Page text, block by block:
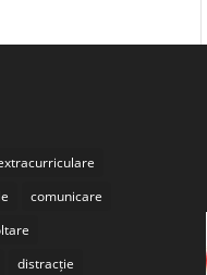
comunicare
distracție